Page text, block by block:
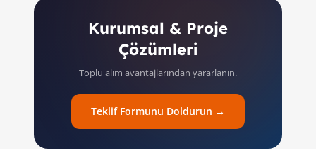
Kurumsal & Proje
Çözümleri
Toplu alım avantajlarından yararlanın.
Teklif Formunu Doldurun →